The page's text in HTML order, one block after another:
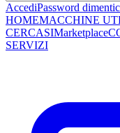
AccediPassword
HOMEMACCHINE
CERCASIMarketplace
SERVIZI